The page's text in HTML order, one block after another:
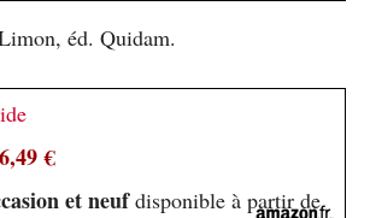
éd. Quidam.
6,49 €
et neufdisponible à partir de